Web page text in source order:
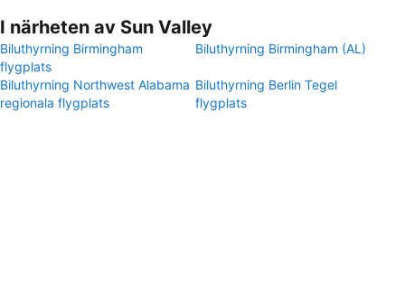
I närheten av Sun Valley
Biluthyrning Birmingham
flygplats
Biluthyrning Birmingham (AL)
Biluthyrning Northwest Alabama
regionala flygplats
Biluthyrning Berlin Tegel
flygplats